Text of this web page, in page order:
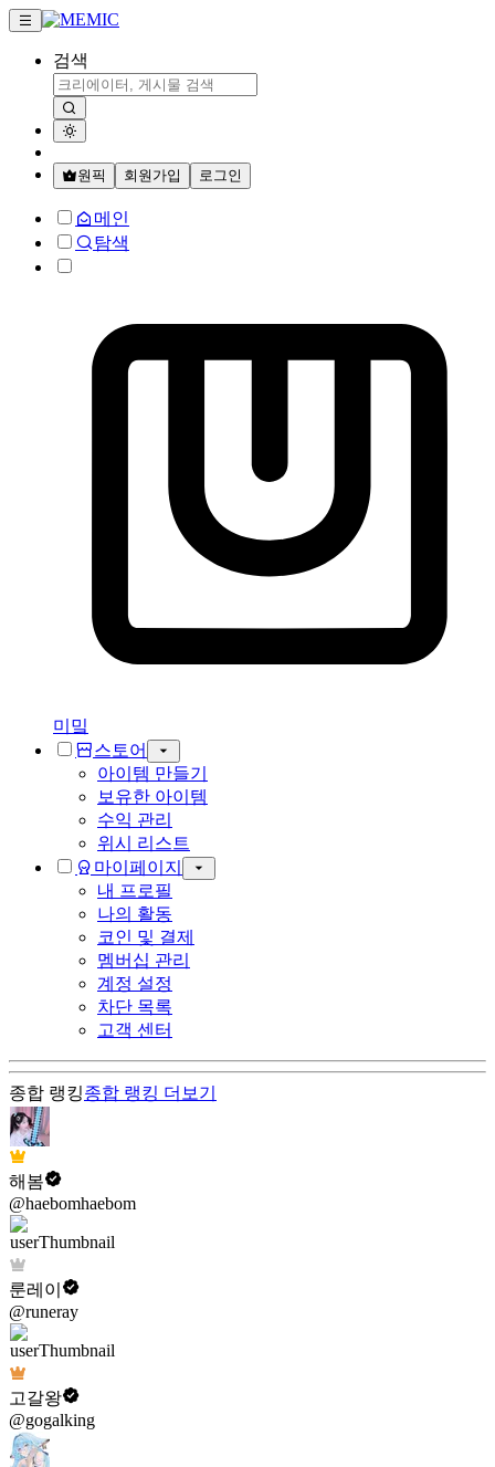
검색
원픽 회원가입 로그인
메인
탐색
미밐
스토어
아이템 만들기
보유한 아이템
수익 관리
위시 리스트
마이페이지
내 프로필
나의 활동
코인 및 결제
멤버십 관리
계정 설정
차단 목록
고객 센터
종합 랭킹종합 랭킹 더보기
해봄
@haebomhaebom
룬레이
@runeray
고갈왕
@gogalking